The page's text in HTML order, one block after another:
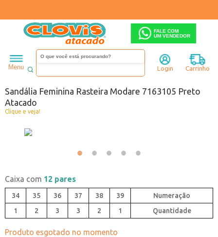
FALE COM
UM VENDEDOR
Menu Login Carrinho
Feminino Sandália Rasteira
Sandália Feminina Rasteira Modare 7163105 Preto
Atacado
Clique e veja!
Caixa com 12 pares
34 35 36 37 38
39
1
2 3 3 2 1 Quantidade